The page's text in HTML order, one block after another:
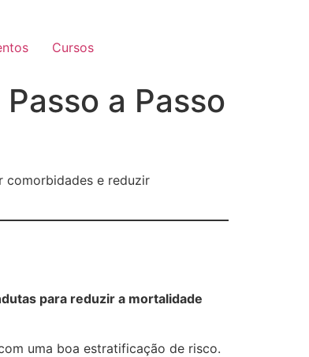
Cursos
a Passo
comorbidades e reduzir
para reduzir a mortalidade
uma boa estratificação de risco.